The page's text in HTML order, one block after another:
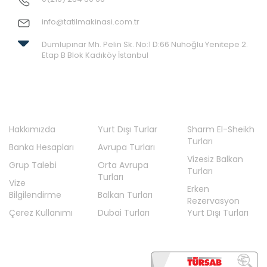
Bursa Hareketli Turlar
Deniz Turları
Diyarbakır Hareketli Turlar
En Çok Tercih Edilenler
Gaziantep Hareketli Turlar
Hollanda Turları
İskandinavya Turları
İstanbul Hareketli Balkan Turları
info@tatilmakinasi.com.tr
Dumlupınar Mh. Pelin Sk. No:1 D:66 Nuhoğlu Yenitepe 2.
Etap B Blok Kadıköy İstanbul
Hakkımızda
Banka Hesapları
Grup Talebi
Vize
Bilgilendirme
Çerez Kullanımı
Yurt Dışı Turlar
Avrupa Turları
Orta Avrupa
Turları
Balkan Turları
Dubai Turları
Sharm El-Sheikh
Turları
Vizesiz Balkan
Turları
Erken
Rezervasyon
Yurt Dışı Turları